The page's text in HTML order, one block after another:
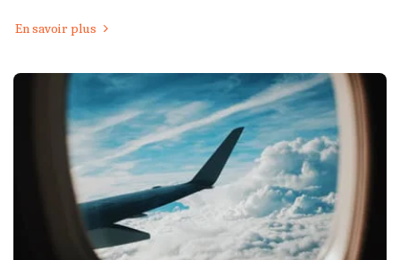
En savoir plus